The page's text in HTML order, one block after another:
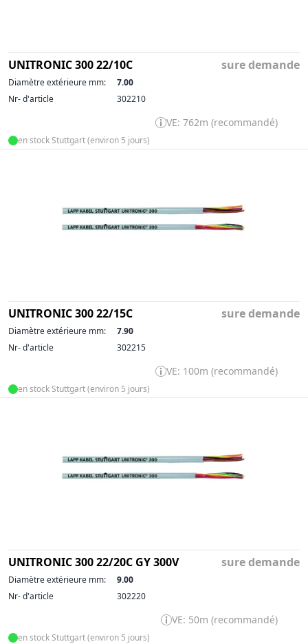
UNITRONIC 300 22/10C sure demande
Diamètre extérieure mm:
7.00
Nr- d'article
302210
VE: 762m (recommandé)
en stock Stuttgart (environ 5 jours)
UNITRONIC 300 22/15C sure demande
Diamètre extérieure mm:
7.90
Nr- d'article
302215
VE: 100m (recommandé)
en stock Stuttgart (environ 5 jours)
UNITRONIC 300 22/20C GY 300V sure demande
Diamètre extérieure mm:
9.00
Nr- d'article
302220
VE: 50m (recommandé)
en stock Stuttgart (environ 5 jours)